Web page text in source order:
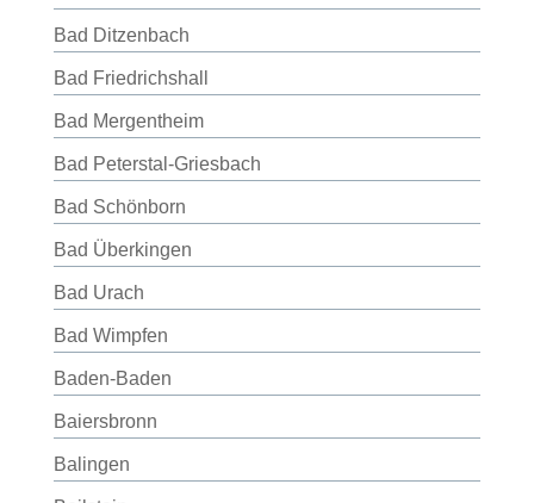
Bad Ditzenbach
Bad Friedrichshall
Bad Mergentheim
Bad Peterstal-Griesbach
Bad Schönborn
Bad Überkingen
Bad Urach
Bad Wimpfen
Baden-Baden
Baiersbronn
Balingen